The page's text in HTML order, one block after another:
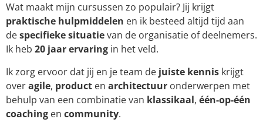
Wat maakt mijn cursussen zo populair? Jij krijgt
praktische hulpmiddelen en ik besteed altijd tijd aan
despecifieke situatievan de organisatie of deelnemers.
Ik heb 20 jaar ervaring in het veld.
Ik zorg ervoor dat jij en je team de juiste kennis krijgt
overagile, product en architectuur onderwerpen met
behulp van een combinatie van klassikaal, één-op-één
coaching en community.